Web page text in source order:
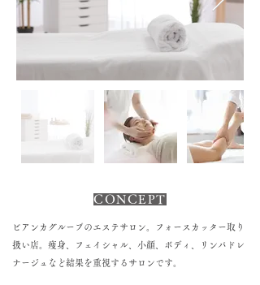
CONCEPT
ビアンカグループのエステサロン。フォースカッター取り
扱い店。痩身、フェイシャル、小顔、ボディ、リンパドレ
ナージュなど結果を重視するサロンです。